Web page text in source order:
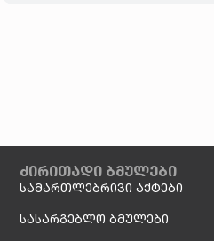
ძირითადი ბმულები
სამართლებრივი აქტები
სასარგებლო ბმულები